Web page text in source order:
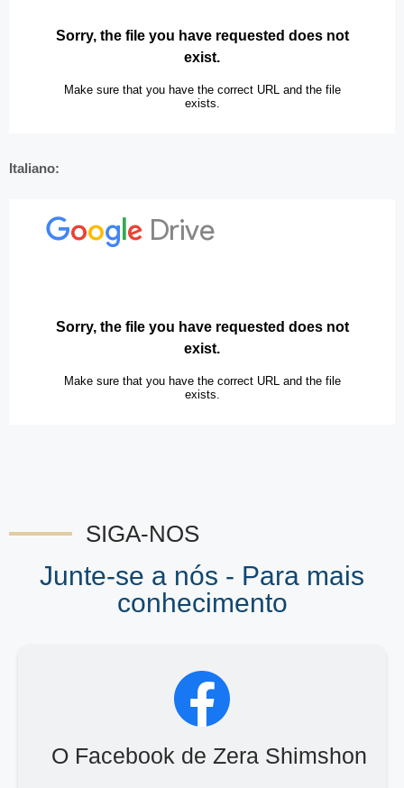
Italiano:
SIGA-NOS
Junte-se a nós - Para mais
conhecimento
O Facebook de Zera Shimshon